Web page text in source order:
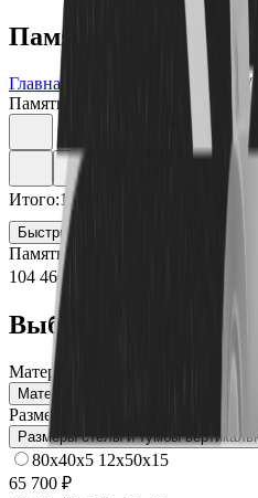
Памятник ММ/L-
Главная По цене /
Памятник ММ/L-1702
Итого:104 460
Быстрый заказ
Памятник ММ/L-1702
104 460
Выбор атрибутов
Материалы
Материалы
Размеры стелы и тумбы
Размеры стелы и тумбы
80x40x5 12x50x15
65 700 ₽